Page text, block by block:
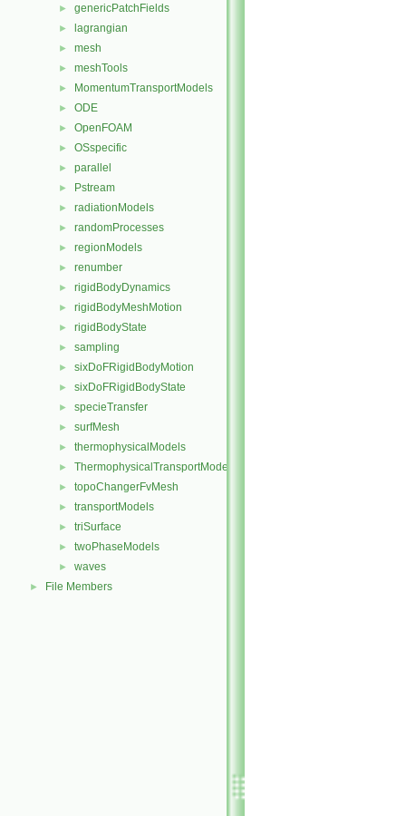
► genericPatchFields
► lagrangian
► mesh
► meshTools
► MomentumTransportModels
► ODE
► OpenFOAM
► OSspecific
► parallel
► Pstream
► radiationModels
► randomProcesses
► regionModels
► renumber
► rigidBodyDynamics
► rigidBodyMeshMotion
► rigidBodyState
► sampling
► sixDoFRigidBodyMotion
► sixDoFRigidBodyState
► specieTransfer
► surfMesh
► thermophysicalModels
► ThermophysicalTransportModels
► topoChangerFvMesh
► transportModels
► triSurface
► twoPhaseModels
► waves
► File Members